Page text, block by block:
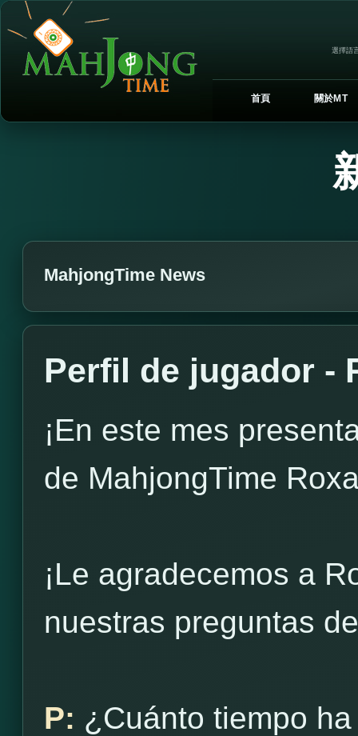
選擇語
首頁 關於MT
MahjongTime News
Perfil de jugador -
¡En este mes
de MahjongTime
¡Le agradecemos a
nuestras preguntas
P: ¿Cuánto tiempo